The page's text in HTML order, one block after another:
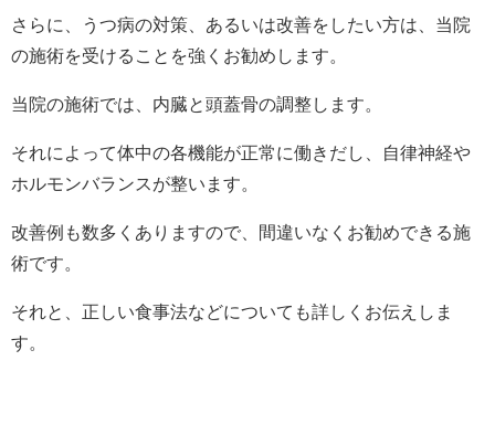
さらに、うつ病の対策、あるいは改善をしたい方は、当院
の施術を受けることを強くお勧めします。
当院の施術では、内臓と頭蓋骨の調整します。
それによって体中の各機能が正常に働きだし、自律神経や
ホルモンバランスが整います。
改善例も数多くありますので、間違いなくお勧めできる施
術です。
それと、正しい食事法などについても詳しくお伝えしま
す。